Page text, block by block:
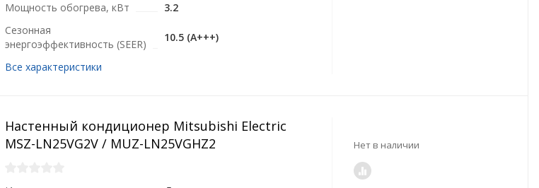
Мощность обогрева, кВт
3.2
Сезонная
энергоэффективность (SEER)
10.5 (A+++)
Все характеристики
Настенный кондиционер Mitsubishi Electric
MSZ-LN25VG2V / MUZ-LN25VGHZ2
Нет в наличии